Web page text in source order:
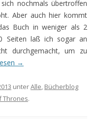
nochmals übertroffen
Aber auch hier kommt
Buch in weniger als 2
Seiten laß ich sogar an
durchgemacht, um zu
→
unterAlle, Bücherblog
Thrones.